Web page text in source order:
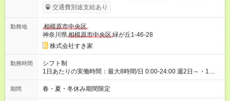
1532円 高校生時給：1225円 【特別手当】早朝手当（5：00-9：
00）時給+150円 【試用期間】試用期間あり 試用期間の長さ：1
30日（※条件変更なし）ですが、切り上げで一ヶ月とさせてい
ただきます。 研修制度あり：15時間(研修中も同時給）
交通費別途支給あり
勤務地
相模原市中央区
神奈川県相模原市中央区緑が丘1-46-28
株式会社すき家
勤務時間
シフト制
1日あたりの実働時間：最大8時間/日 0:00-24:00 週2日～・1日
2h～OK ＜シフト例＞ 〇朝帯 5:00-9:00 〇昼帯 9:00-14:00 〇午
後帯 14:00-18:00 〇夜帯 18:00-22:00 〇深夜帯 22:00-翌5:00 基
期間 春・夏・冬休み期間限定